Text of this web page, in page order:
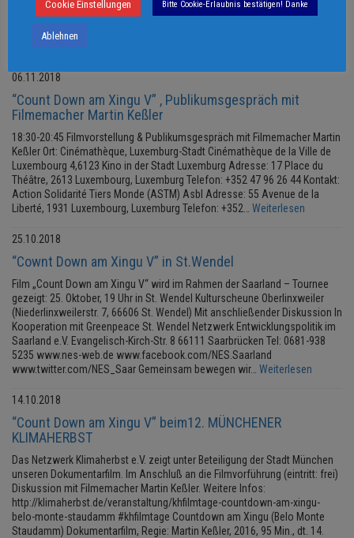
Ciné Scala Kino in Diekirch, Luxemburg Adresse: 46 Rue de l’Industrie,
9250 Diekirch, Luxemburg Telefon: +352 28 11 98 1 organisiert von: Action
Solidarité Tiers Monde (ASTM) Asbl Adresse: 55 Avenue de la Liberté,
06.11.2018
“Count Down am Xingu V” , Publikumsgespräch mit
Filmemacher Martin Keßler
18:30-20:45 Filmvorstellung & Publikumsgespräch mit Filmemacher Martin
Keßler Ort: Cinémathèque, Luxemburg-Stadt Cinémathèque de la Ville de
Luxembourg 4,6123 Kino in der Stadt Luxemburg Adresse: 17 Place du
Théâtre, 2613 Luxembourg, Luxemburg Telefon: +352 47 96 26 44 Kontakt:
Action Solidarité Tiers Monde (ASTM) Asbl Adresse: 55 Avenue de la
Liberté, 1931 Luxembourg, Luxemburg Telefon: +352… Weiterlesen
25.10.2018
“Cownt Down am Xingu V” in St.Wendel
Film „Count Down am Xingu V“ wird im Rahmen der Saarland – Tournee
gezeigt: 25. Oktober, 19 Uhr in St. Wendel Kulturscheune Oberlinxweiler
(Niederlinxweilerstr. 7, 66606 St. Wendel) Mit anschließender Diskussion In
Kooperation mit Greenpeace St. Wendel Netzwerk Entwicklungspolitik im
Saarland e.V. Evangelisch-Kirch-Str. 8 66111 Saarbrücken Tel: 0681-938
5235 www.nes-web.de www.facebook.com/NES.Saarland
www.twitter.com/NES_Saar Gemeinsam bewegen wir… Weiterlesen
14.10.2018
“Count Down am Xingu V” beim12. MÜNCHENER
KLIMAHERBST
Das Netzwerk Klimaherbst e.V. zeigt unter Beteiligung der Stadt München
unseren Dokumentarfilm. Im Anschluß an die Filmvorführung (eintritt: frei)
Diskussion mit Filmemacher Martin Keßler. Weitere Infos:
http://klimaherbst.de/veranstaltung/khfilmtage-countdown-am-xingu-
belo-monte-staudamm #khfilmtage Countdown am Xingu (Belo Monte
Staudamm) Dokumentarfilm, Regie: Martin Keßler, 2016, 95 Min., dt. 14.
Cookie Einstellungen Bitte Cookie-Erlaubnis bestätigen! Danke
Ablehnen